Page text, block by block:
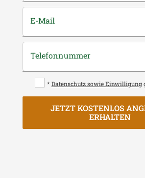
E-Mail
Telefonnummer
* Datenschutz sowie Einwilligung
JETZT KOSTENLOS
ERHALTEN